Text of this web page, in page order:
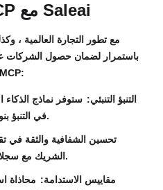
مستقبل بيانات MCP مع Saleai
مع تطور التجارة العالمية ،
للنجاح. إليك ما هو التالي لبيانات MCP:
التنبؤ التنبئي: ستوفر نماذج الذكاء
في التنبؤ بنوبات السوق واتجاهات الطلب.
تحسين الشفافية والثقة في
الشريك مع سجلات البيانات غير القابلة للتغيير.
مقاييس الاستدامة: محاذاة